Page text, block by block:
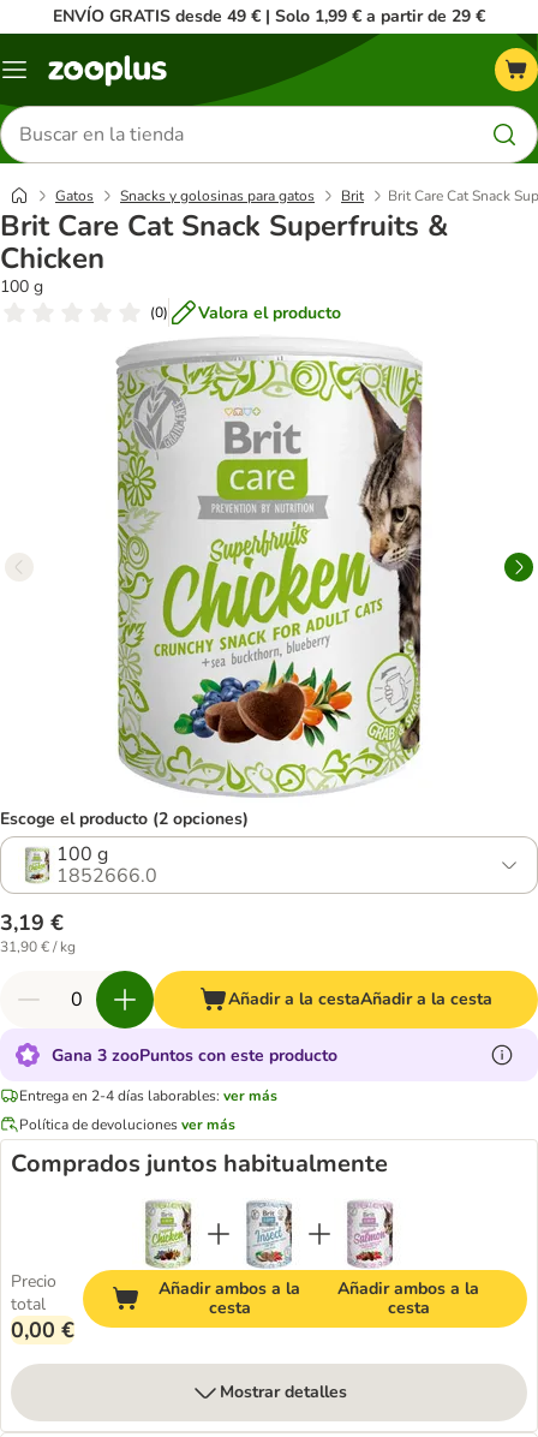
ENVÍO GRATIS desde 49 € | Solo 1,99 € a partir de 29 €
Menú
Buscar
productos
Gatos Snacks y golosinas para gatos Brit Brit Care Cat Snack
Brit Care Cat Snack Superfruits &
Chicken
100 g
(0) Valora el producto
Escoge el producto (2 opciones)
100 g
1852666.0
3,19 €
31,90 € / kg
Añadir a la cestaAñadir a la cesta
Gana 3 zooPuntos con este producto
Entrega en 2-4 días laborables: ver más
Política de devolucionesver más
Comprados juntos habitualmente
Precio
total
0,00 €
Añadir ambos a la
cesta
Añadir ambos a la
cesta
Mostrar detalles